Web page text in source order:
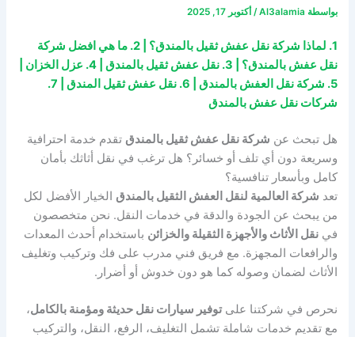
بواسطة Al3alamia
/ أكتوبر 17, 2025
1. لماذا شركة نقل عفش ثقيل بالمندق؟ | 2. ما هي افضل شركة
نقل عفش بالمندق؟ | 3. نقل عفش ثقيل بالمندق | 4. عزل الخزان |
5. شركة نقل العفش بالمندق | 6. نقل عفش ثقيل المندق | 7.
شركات نقل عفش بالمندق
هل تبحث عن شركة نقل عفش ثقيل بالمندق تقدم خدمة احترافية
وسريعة دون أي تلف أو خسائر؟ هل ترغب في نقل أثاثك بأمان
كامل وبأسعار تنافسية؟
تعد شركة العالمية لنقل العفش الثقيل بالمندق الخيار الأفضل لكل
من يبحث عن الجودة والدقة في خدمات النقل. نحن متخصصون
فينقل الأثاث والأجهزة الثقيلة والخزائن باستخدام أحدث المعدات
والرافعات المجهزة. مع فريق فني مدرب على فك وتركيب وتغليف
الأثاث لضمان وصوله كما هو دون خدوش أو أضرار.
نحرص في شركتنا علىتوفير سيارات نقل حديثة ومؤمنة بالكامل،
مع تقديم خدمات شاملة تشمل التغليف، الرفع، النقل، والتركيب